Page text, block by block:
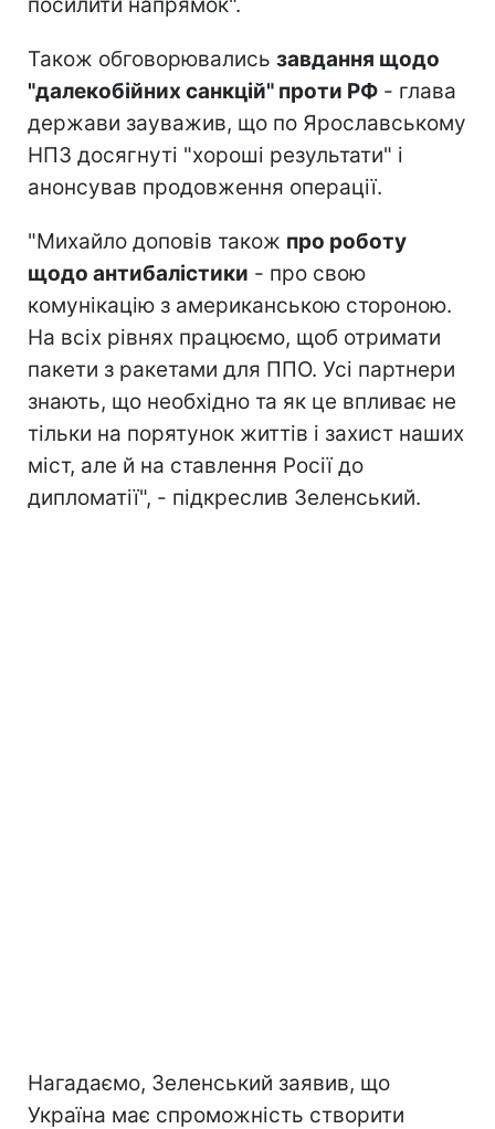
Також обговорювались завдання щодо
"далекобійних санкцій" проти РФ - глава
держави зауважив, що по Ярославському
НПЗ досягнуті "хороші результати" і
анонсував продовження операції.
"Михайло доповів також про роботу
щодо антибалістики - про свою
комунікацію з американською стороною.
На всіх рівнях працюємо, щоб отримати
пакети з ракетами для ППО. Усі партнери
знають, що необхідно та як це впливає не
тільки на порятунок життів і захист наших
міст, але й на ставлення Росії до
дипломатії", - підкреслив Зеленський.
Нагадаємо, Зеленський заявив, що
Україна має спроможність створити